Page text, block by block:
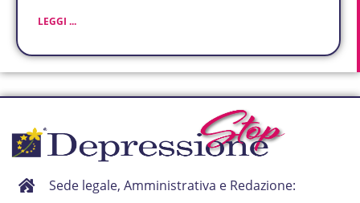
LEGGI ...
Sede legale, Amministrativa e Redazione: